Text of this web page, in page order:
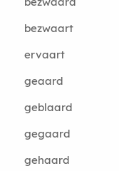
bezwaart
ervaart
geaard
geblaard
gegaard
gehaard